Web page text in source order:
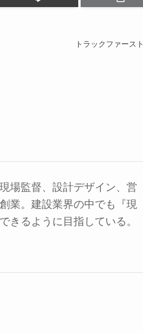
トラックファースト
場監督、設計デザイン、営
業。建設業界の中でも『現
きるように目指している。